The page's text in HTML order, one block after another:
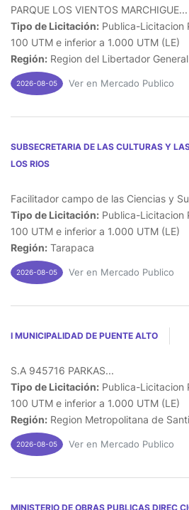
PARQUE LOS VIENTOS MARCHIGUE...
Tipo de Licitación: Publica-Licitacion
100 UTM e inferior a 1.000 UTM (LE)
Región: Region del Libertador
2026-08-05 Ver en Mercado Publico
SUBSECRETARIA DE LAS CULTURAS Y
LOS RIOS
Facilitador campo de las Ciencias y
Tipo de Licitación: Publica-Licitacion
100 UTM e inferior a 1.000 UTM (LE)
Región: Tarapaca
2026-08-05 Ver en Mercado Publico
I MUNICIPALIDAD DE PUENTE ALTO
S.A 945716 PARKAS...
Tipo de Licitación: Publica-Licitacion
100 UTM e inferior a 1.000 UTM (LE)
Región: Region Metropolitana de
2026-08-05 Ver en Mercado Publico
MINISTERIO DE OBRAS PUBLICAS DIREC